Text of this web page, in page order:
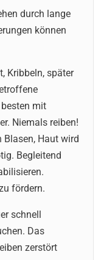
durch lange
können
Kribbeln, später
mit
Niemals reiben!
Blasen, Haut wird
Begleitend
fördern.
schnell
Das
zerstört